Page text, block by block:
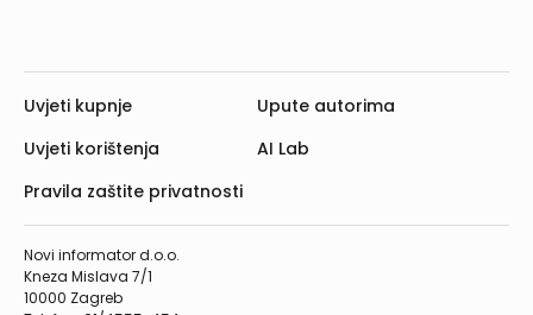
Novi informator d.o.o.
Kneza Mislava 7/1
10000 Zagreb
Uvjeti kupnje
Uvjeti korištenja
Pravila zaštite privatnosti
Upute autorima
AI Lab